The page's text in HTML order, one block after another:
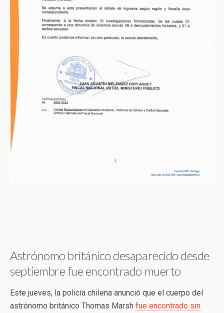
Astrónomo británico desaparecido desde
septiembre fue encontrado muerto
Este jueves, la policía chilena anunció que el cuerpo del
astrónomo británico Thomas Marsh fue encontrado sin